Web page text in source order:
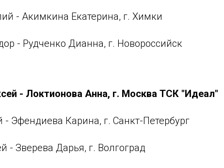
- Акимкина Екатерина, г. Химки
- Рудченко Дианна, г. Новороссийск
- Локтионова Анна, г. Москва ТСК "Идеал"
- Эфендиева Карина, г. Санкт-Петербург
- Зверева Дарья, г. Волгоград